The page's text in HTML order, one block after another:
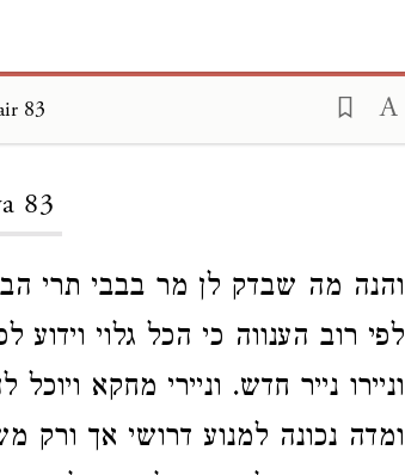
83
83
והנה מה שבדק לן מר בבבי תרי
לפי רוב הענווה כי הכל גלוי וידוע
וניירו נייר חדש. וניירי מחקא
ומדה נכונה למנוע דרושי אך ורק